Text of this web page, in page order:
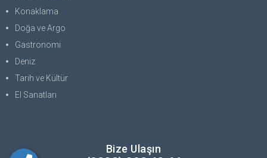
Konaklama
Doğa ve Argo
Gastronomi
Deniz
Tarih ve Kültür
El Sanatları
Bize Ulaşın